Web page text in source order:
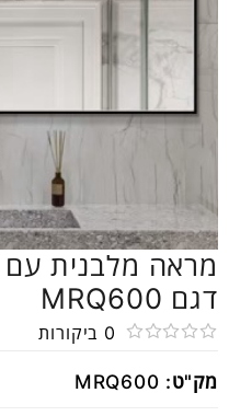
מראה מלבנית עם
דגם MRQ600
0
0 ביקורות
מק"ט: MRQ600